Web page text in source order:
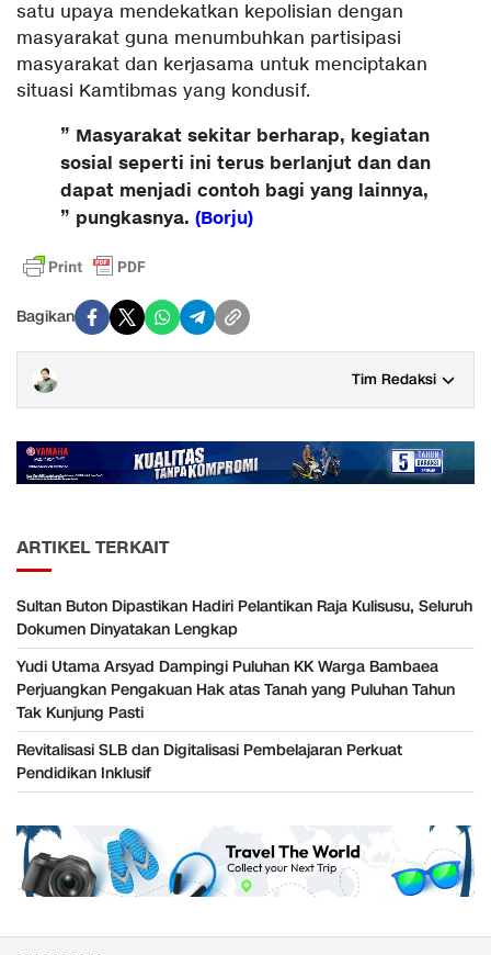
satu upaya mendekatkan kepolisian dengan
masyarakat guna menumbuhkan partisipasi
masyarakat dan kerjasama untuk menciptakan
situasi Kamtibmas yang kondusif.
” Masyarakat sekitar berharap, kegiatan
sosial seperti ini terus berlanjut dan dan
dapat menjadi contoh bagi yang lainnya,
” pungkasnya. (Borju)
Bagikan
Tim Redaksi
ARTIKEL TERKAIT
Sultan Buton Dipastikan Hadiri Pelantikan Raja Kulisusu, Seluruh
Dokumen Dinyatakan Lengkap
Yudi Utama Arsyad Dampingi Puluhan KK Warga Bambaea
Perjuangkan Pengakuan Hak atas Tanah yang Puluhan Tahun
Tak Kunjung Pasti
Revitalisasi SLB dan Digitalisasi Pembelajaran Perkuat
Pendidikan Inklusif